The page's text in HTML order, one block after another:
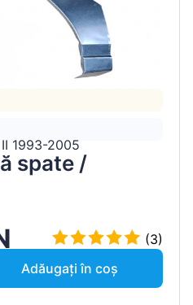
II 1993-2005
spate /
(3)
Adăugați în coș